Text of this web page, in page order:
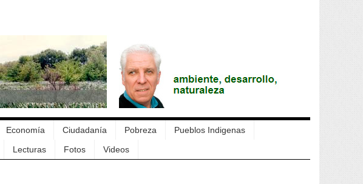
Economía Ciudadanía Pobreza
Pueblos Indigenas
Lecturas Fotos Videos